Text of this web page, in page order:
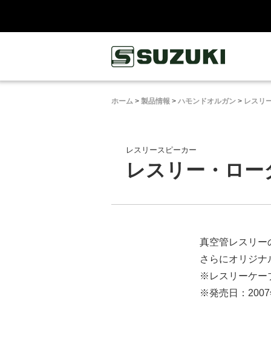
ホーム > 製品情報 > ハモンドオルガン > レスリ
レスリースピーカー
レスリー・ロ
真空管レスリー
さらにオリジ
※レスリーケー
※発売日：